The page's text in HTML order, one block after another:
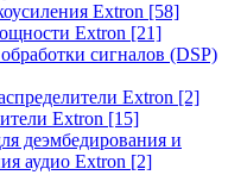
Extron [58]
Extron [21]
сигналов (DSP)
Extron [2]
Extron [15]
деэмбедирования и
аудио Extron [2]